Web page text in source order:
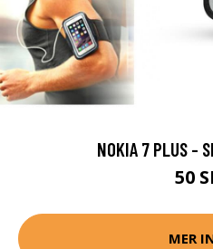
NOKIA 7 PLUS -
50
MER